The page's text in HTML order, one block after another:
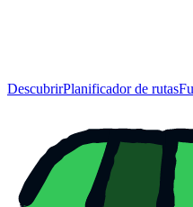
DescubrirPlanificador de rutas